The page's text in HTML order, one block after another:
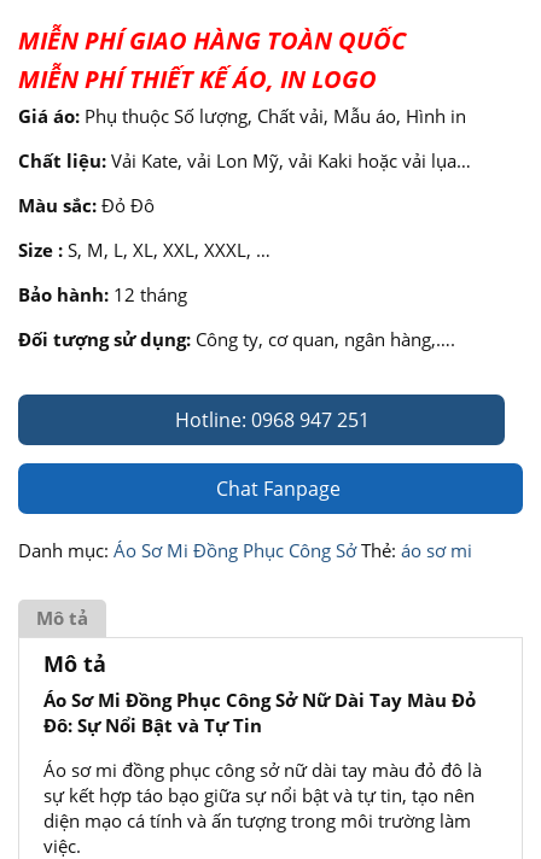
MIỄN PHÍ GIAO HÀNG TOÀN QUỐC
MIỄN PHÍ THIẾT KẾ ÁO, IN LOGO
Giá áo: Phụ thuộc Số lượng, Chất vải, Mẫu áo, Hình in
Chất liệu: Vải Kate, vải Lon Mỹ, vải Kaki hoặc vải lụa…
Màu sắc: Đỏ Đô
Size : S, M, L, XL, XXL, XXXL, …
Bảo hành: 12 tháng
Đối tượng sử dụng: Công ty, cơ quan, ngân hàng,….
Hotline: 0968 947 251
Chat Fanpage
Danh mục: Áo Sơ Mi Đồng Phục Công Sở Thẻ: áo sơ mi
Mô tả
Mô tả
Áo Sơ Mi Đồng Phục Công Sở Nữ Dài Tay Màu Đỏ
Đô: Sự Nổi Bật và Tự Tin
Áo sơ mi đồng phục công sở nữ dài tay màu đỏ đô là
sự kết hợp táo bạo giữa sự nổi bật và tự tin, tạo nên
diện mạo cá tính và ấn tượng trong môi trường làm
việc.